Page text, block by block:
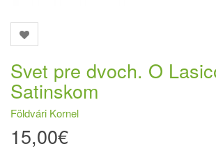
Svet pre dvoch. O
Satinskom
Földvári Kornel
15,00€